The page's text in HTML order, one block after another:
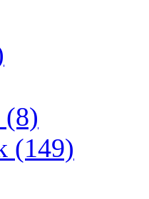
(8)
(149)